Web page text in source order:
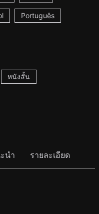
Português
หนังสั้น
นำ รายละเอียด